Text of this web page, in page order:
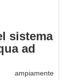
sistema
ad